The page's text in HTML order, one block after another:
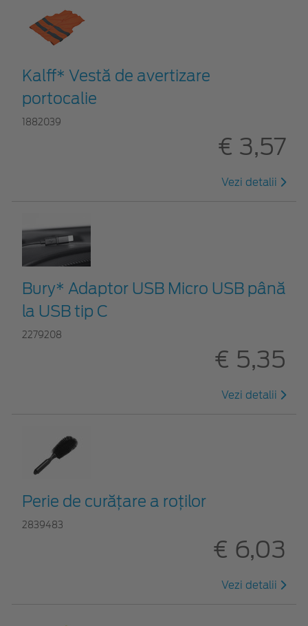
Kalff* Vestă de avertizare
portocalie
1882039
€ 3,57
Vezi detalii
Bury* Adaptor USB Micro USB până
la USB tip C
2279208
€ 5,35
Vezi detalii
Perie de curățare a roților
2839483
€ 6,03
Vezi detalii